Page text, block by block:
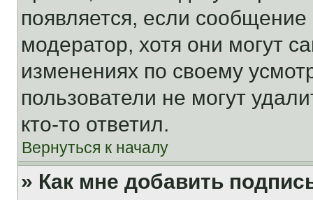
появляется, если
модератор, хотя они могут
изменениях по своему
пользователи не могут
кто-то ответил.
Вернуться к началу
» Как мне добавить